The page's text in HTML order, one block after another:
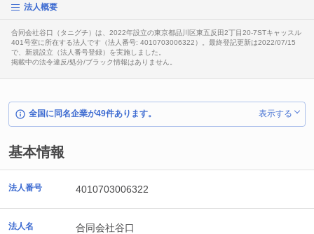
法人概要
合同会社谷口（タニグチ）は、2022年設立の東京都品川区東五反田2丁目20-7STキャッスル
401号室に所在する法人です（法人番号: 4010703006322）。最終登記更新は2022/07/15
で、新規設立（法人番号登録）を実施しました。
掲載中の法令違反/処分/ブラック情報はありません。
全国に同名企業が49件あります。 表示する
基本情報
法人番号 4010703006322
法人名 合同会社谷口